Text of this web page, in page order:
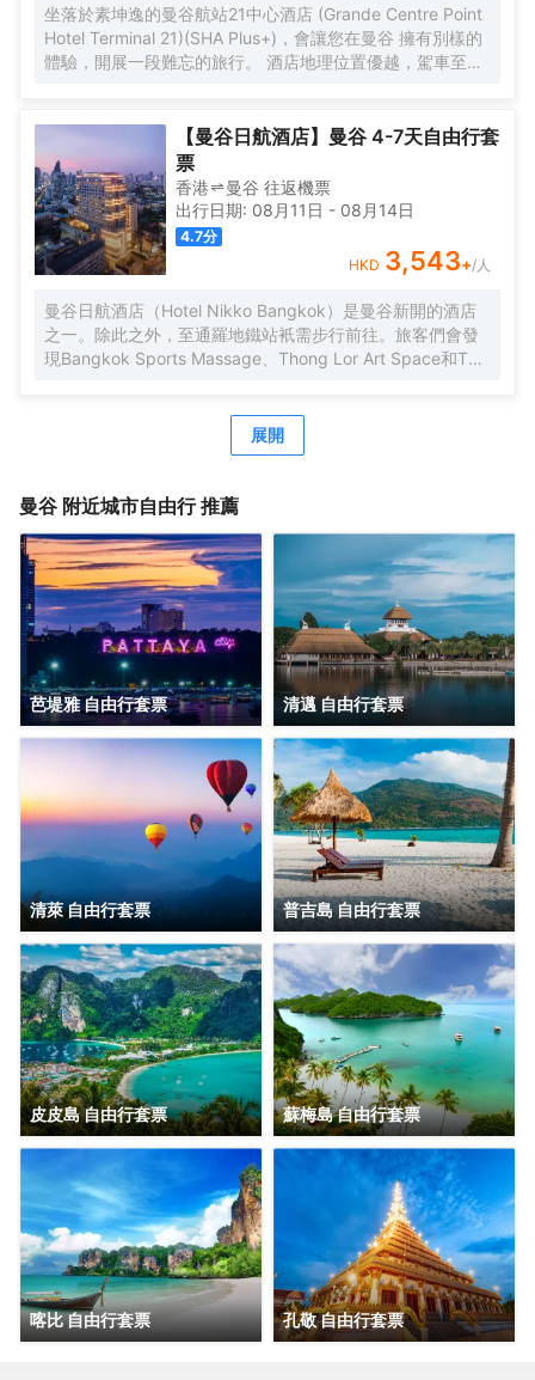
人流吧！黃咖喱藍螃蟹、布吉2度慢煮七彩龍蝦和香橙可麗餅
分別是每家為您精心推薦的美食。 酒店種類繁多的休閑設施
能為每一位下榻於此的您創造多元化的休閑空間，這其中包
括室外泳池和按摩室。酒店配備有會議廳，可供旅客使用。
的行程安排。
坐落於素坤逸的曼谷航站21中心酒店 (Grande Centre Point
Hotel Terminal 21)(SHA Plus+)，會讓您在曼谷 擁有別樣的
體驗，開展一段難忘的旅行。 酒店地理位置優越，駕車至隆
Divana Spa距離酒店都不遠。酒店佔盡地理之宜，湯之森日
式温泉館、曼谷人造衝浪樂園和杰特寧醫院離此都很近。酒
吧旨在為旅客和您的朋友提供一處消遣的場所。
【曼谷日航酒店】曼谷 4-7天自由行套
票
香港 曼谷 往返機票
出行日期: 08月11日 - 08月14日
4.7分
HKD 3,543+/人
曼谷日航酒店（Hotel Nikko Bangkok）是曼谷新開的酒店
之一。除此之外，至通羅地鐵站衹需步行前往。旅客們會發
現Bangkok Sports Massage、Thong Lor Art Space和The
Grill Bangkok（東南亞菜）供應一流的推薦美味-Crab and
Lentil Shorba，KOM-BA-WA（日本料理）提供的Five-
Revolution（素食）的素食披薩也是來這裏遊玩不容錯過的
鬆身心。酒店的會議廳和商務中心將熱情的服務與專業的素
質完美地結合在一起。酒店設有24小時前台諮詢服務，為下
榻至此的您提供最貼心的行程安排。停車場會對入住酒店的
客人開放。
展開
曼谷 附近城市自由行 推薦
芭堤雅 自由行套票 清邁 自由行套票
清萊 自由行套票 普吉島 自由行套票
皮皮島 自由行套票 蘇梅島 自由行套票
喀比 自由行套票 孔敬 自由行套票